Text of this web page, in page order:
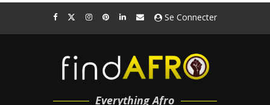
Se Connecter
Everything Afro